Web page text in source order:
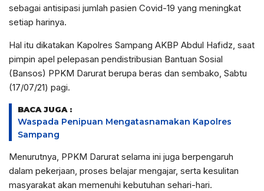
sebagai antisipasi jumlah pasien Covid-19 yang meningkat
setiap harinya.
Hal itu dikatakan Kapolres Sampang AKBP Abdul Hafidz, saat
pimpin apel pelepasan pendistribusian Bantuan Sosial
(Bansos) PPKM Darurat berupa beras dan sembako, Sabtu
(17/07/21) pagi.
BACA JUGA :
Waspada Penipuan Mengatasnamakan Kapolres
Sampang
Menurutnya, PPKM Darurat selama ini juga berpengaruh
dalam pekerjaan, proses belajar mengajar, serta kesulitan
masyarakat akan memenuhi kebutuhan sehari-hari.